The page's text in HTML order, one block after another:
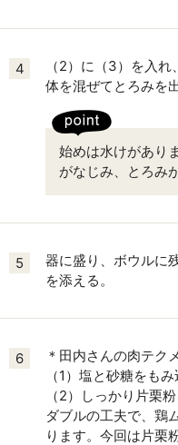
4
（2）に（3）を入
体を混ぜてとろみを出
始めは水けがあり
がなじみ、とろみ
5
器に盛り、ボウルに
を添える。
6
＊田内さんの肉テク
（1）塩と砂糖をも
（2）しっかり片栗
ダブルの工夫で、鶏
ります。今回は片栗